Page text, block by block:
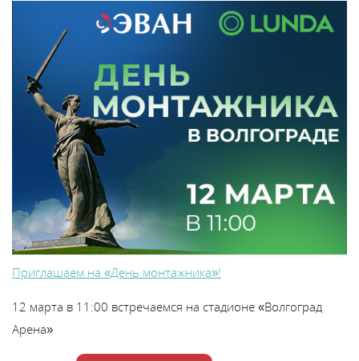
Информация
Приглашаем на «День монтажника»!
12 марта в 11:00 встречаемся на стадионе «Волгоград
Арена»